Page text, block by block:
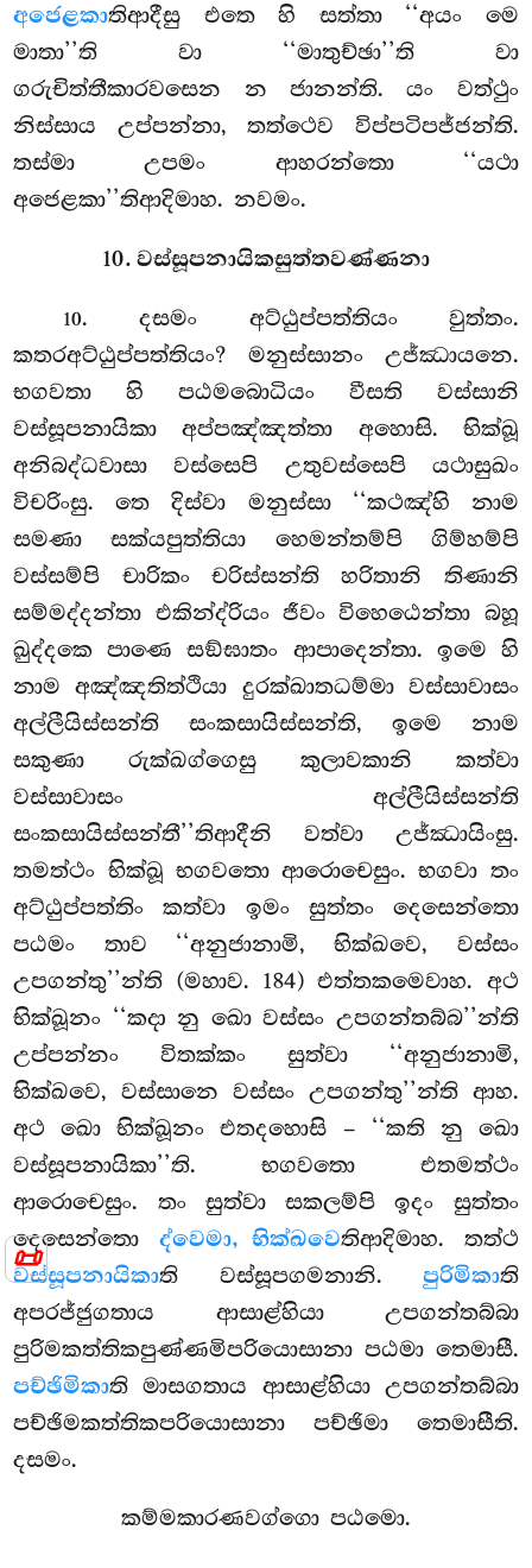
📜
අජෙළකාතිආදීසු එතෙ හි සත්තා ‘‘අයං මෙ
මාතා’’ති වා ‘‘මාතුච්ඡා’’ති වා
ගරුචිත්තීකාරවසෙන න ජානන්ති. යං වත්ථුං
නිස්සාය උප්පන්නා, තත්ථෙව විප්පටිපජ්ජන්ති.
තස්මා උපමං ආහරන්තො ‘‘යථා
අජෙළකා’’තිආදිමාහ. නවමං.
10. වස්සූපනායිකසුත්තවණ්ණනා
10. දසමං අට්ඨුප්පත්තියං වුත්තං.
කතරඅට්ඨුප්පත්තියං? මනුස්සානං උජ්ඣායනෙ.
භගවතා හි පඨමබොධියං වීසති වස්සානි
වස්සූපනායිකා අප්පඤ්ඤත්තා අහොසි. භික්ඛූ
අනිබද්ධවාසා වස්සෙපි උතුවස්සෙපි යථාසුඛං
විචරිංසු. තෙ දිස්වා මනුස්සා ‘‘කථඤ්හි නාම
සමණා සක්යපුත්තියා හෙමන්තම්පි ගිම්හම්පි
වස්සම්පි චාරිකං චරිස්සන්ති හරිතානි තිණානි
සම්මද්දන්තා එකින්ද්රියං ජීවං විහෙඨෙන්තා බහූ
ඛුද්දකෙ පාණෙ සඞ්ඝාතං ආපාදෙන්තා. ඉමෙ හි
නාම අඤ්ඤතිත්ථියා දුරක්ඛාතධම්මා වස්සාවාසං
අල්ලීයිස්සන්ති සංකසායිස්සන්ති, ඉමෙ නාම
සකුණා රුක්ඛග්ගෙසු කුලාවකානි කත්වා
වස්සාවාසං අල්ලීයිස්සන්ති
සංකසායිස්සන්තී’’තිආදීනි වත්වා උජ්ඣායිංසු.
තමත්ථං භික්ඛූ භගවතො ආරොචෙසුං. භගවා තං
අට්ඨුප්පත්තිං කත්වා ඉමං සුත්තං දෙසෙන්තො
පඨමං තාව ‘‘අනුජානාමි, භික්ඛවෙ, වස්සං
උපගන්තු’’න්ති (මහාව. 184) එත්තකමෙවාහ. අථ
භික්ඛූනං ‘‘කදා නු ඛො වස්සං උපගන්තබ්බ’’න්ති
උප්පන්නං විතක්කං සුත්වා ‘‘අනුජානාමි,
භික්ඛවෙ, වස්සානෙ වස්සං උපගන්තු’’න්ති ආහ.
අථ ඛො භික්ඛූනං එතදහොසි – ‘‘කති නු ඛො
වස්සූපනායිකා’’ති. භගවතො එතමත්ථං
ආරොචෙසුං. තං සුත්වා සකලම්පි ඉදං සුත්තං
දෙසෙන්තො ද්වෙමා, භික්ඛවෙතිආදිමාහ. තත්ථ
වස්සූපනායිකාති වස්සූපගමනානි. පුරිමිකාති
අපරජ්ජුගතාය ආසාළ්හියා උපගන්තබ්බා
පුරිමකත්තිකපුණ්ණමිපරියොසානා පඨමා තෙමාසී.
පච්ඡිමිකාති මාසගතාය ආසාළ්හියා උපගන්තබ්බා
පච්ඡිමකත්තිකපරියොසානා පච්ඡිමා තෙමාසීති.
දසමං.
කම්මකාරණවග්ගො පඨමො.